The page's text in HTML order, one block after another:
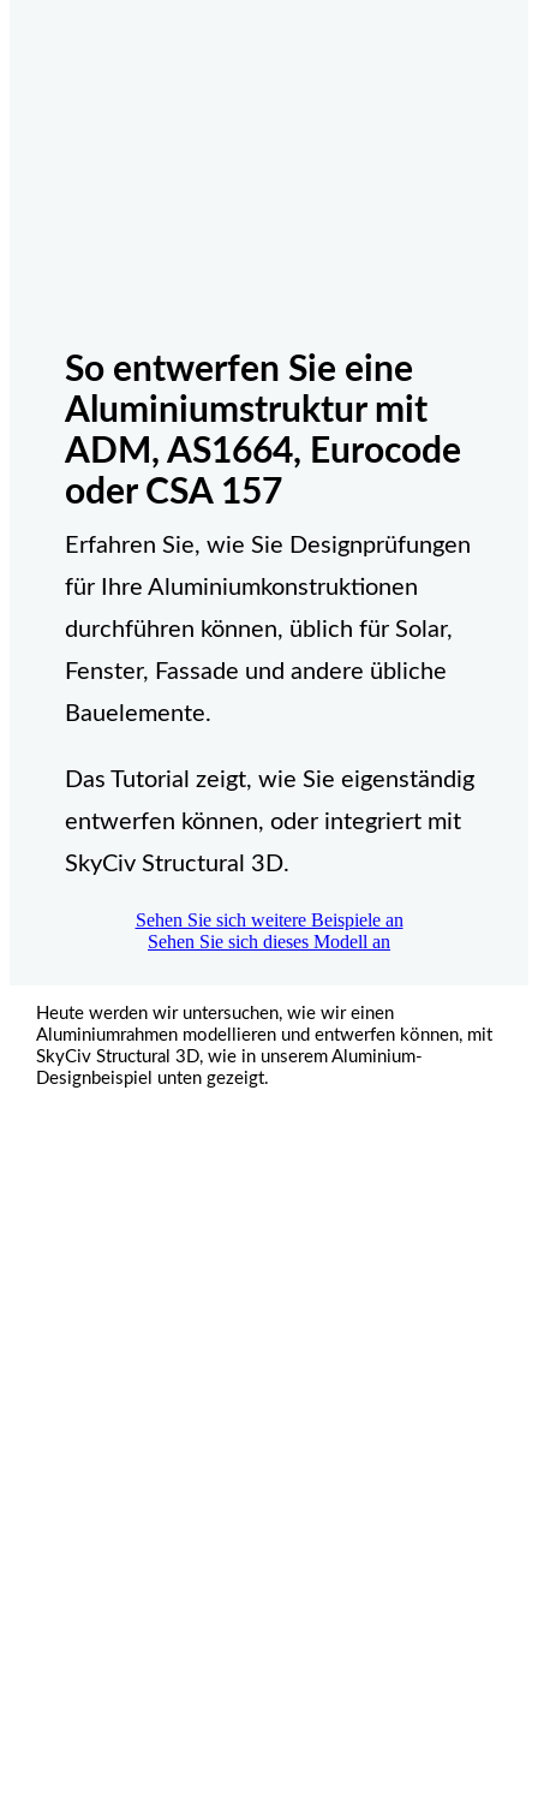
So entwerfen Sie eine
Aluminiumstruktur mit
ADM, AS1664, Eurocode
oder CSA 157
Erfahren Sie, wie Sie Designprüfungen
für Ihre Aluminiumkonstruktionen
durchführen können, üblich für Solar,
Fenster, Fassade und andere übliche
Bauelemente.
Das Tutorial zeigt, wie Sie eigenständig
entwerfen können, oder integriert mit
SkyCiv Structural 3D.
Sehen Sie sich weitere Beispiele an
Sehen Sie sich dieses Modell an
Heute werden wir untersuchen, wie wir einen
Aluminiumrahmen modellieren und entwerfen können, mit
SkyCiv Structural 3D, wie in unserem Aluminium-
Designbeispiel unten gezeigt.